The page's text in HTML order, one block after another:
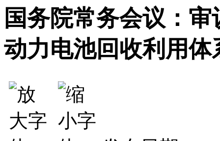
国务院常务会议：
动力电池回收利用体